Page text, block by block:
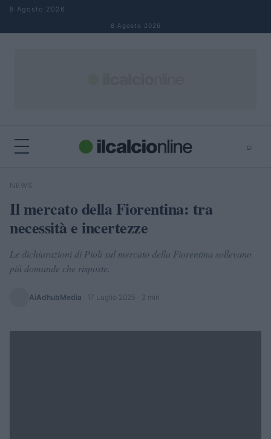
Salta al contenuto
8 Agosto 2026
8 Agosto 2026
⌕
Cerca
NEWS
Il mercato della Fiorentina: tra
necessità e incertezze
Le dichiarazioni di Pioli sul mercato della Fiorentina sollevano
più domande che risposte.
AiAdhubMedia 17 Luglio 2025 · 3 min